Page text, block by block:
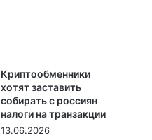
Криптообменники
хотят заставить
собирать с россиян
налоги на транзакции
13.06.2026